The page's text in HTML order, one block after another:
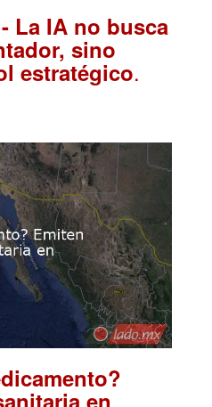
La IA no busca
sino
estratégico.
en